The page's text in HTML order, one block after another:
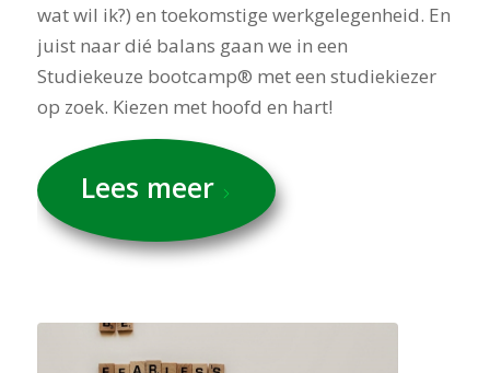
wat wil ik?) en toekomstige werkgelegenheid. En
juist naar dié balans gaan we in een
Studiekeuze bootcamp® met een studiekiezer
op zoek. Kiezen met hoofd en hart!
Lees meer